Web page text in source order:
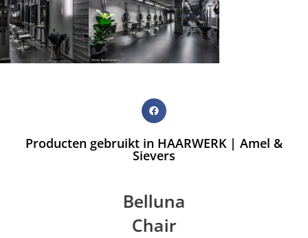
Producten gebruikt in HAARWERK | Amel &
Sievers
Belluna
Chair